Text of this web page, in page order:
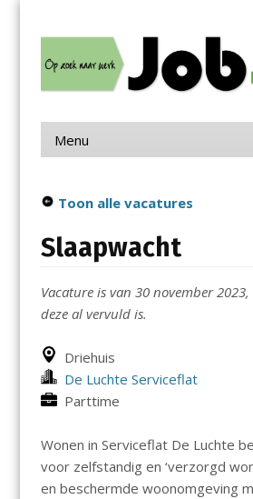
contentJob in de Regio
Menu
Toon alle vacatures
Slaapwacht
Vacature is van 30 november
deze al vervuld is.
Driehuis
De Luchte Serviceflat
Parttime
Wonen in Serviceflat De Luchte
voor zelfstandig en ‘verzorgd
en beschermde woonomgeving